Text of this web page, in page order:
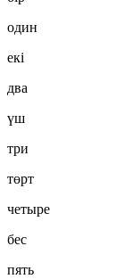
один
екі
два
үш
три
төрт
четыре
бес
пять